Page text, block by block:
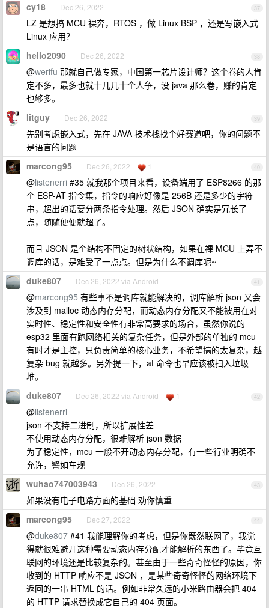
37
cy18 Dec 26, 2022
LZ 是想搞 MCU 裸奔，RTOS ，做 Linux BSP ，还是写嵌入式
Linux 应用？
38
hello2090 Dec 26, 2022
@werifu 那就自己做专家，中国第一芯片设计师？这个卷的人肯
定不多，最多也就十几几十个人争，没 java 那么卷，赚的肯定
也够多。
39
litguy Dec 26, 2022
先别考虑嵌入式，先在 JAVA 技术栈找个好赛道吧，你的问题不
是语言的问题
40
marcong95 Dec 26, 2022 1
@listenerri #35 就我那个项目来看，设备端用了 ESP8266 的那
个 ESP-AT 指令集，指令的响应好像是 256B 还是多少的字符
串，超出的话要分两条指令处理。然后 JSON 确实是冗长了
点，随随便便就超了。
而且 JSON 是个结构不固定的树状结构，如果在裸 MCU 上弄不
调库的话，是难受了一点点。但是为什么不调库呢~
41
duke807 Dec 26, 2022 via Android
@marcong95 有些事不是调库就能解决的，调库解析 json 又会
涉及到 malloc 动态内存分配，而动态内存分配又不能被用在对
实时性、稳定性和安全性有非常高要求的场合，虽然你说的
esp32 里面有跑网络相关的复杂任务，但是外部的单独的 mcu
有时才是主控，只负责简单的核心业务，不希望搞的太复杂，越
复杂 bug 就越多。另外提一下，at 命令也早应该被扫入垃圾
堆。
42
duke807 Dec 26, 2022 via Android 1
@listenerri
json 不支持二进制，所以扩展性差
不使用动态内存分配，很难解析 json 数据
为了稳定性，mcu 一般不开动态内存分配，有一些行业明确不
允许，譬如车规
43
wuhao747003943 Dec 26, 2022
如果没有电子电路方面的基础 劝你慎重
44
marcong95 Dec 27, 2022
@duke807 #41 我能理解你的考虑，但是你既然联网了，我觉
得就很难避开这种需要动态内存分配才能解析的东西了。毕竟互
联网的环境还是比较复杂的。甚至由于一些奇奇怪怪的原因，你
收到的 HTTP 响应不是 JSON ，是某些奇奇怪怪的网络环境下
返回的一串 HTML 的话。例如非常久远的小米路由器会把 404
的 HTTP 请求替换成它自己的 404 页面。